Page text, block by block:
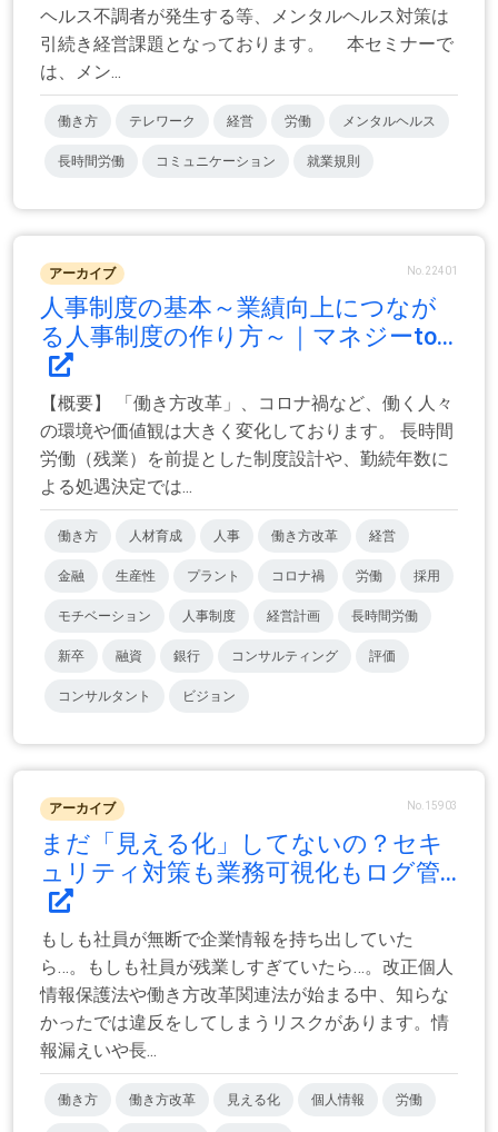
ヘルス不調者が発生する等、メンタルヘルス対策は
引続き経営課題となっております。 本セミナーで
は、メン...
働き方 テレワーク 経営 労働 メンタルヘルス
長時間労働 コミュニケーション 就業規則
アーカイブ No.22401
人事制度の基本～業績向上につなが
る人事制度の作り方～｜マネジーto...
【概要】 「働き方改革」、コロナ禍など、働く人々
の環境や価値観は大きく変化しております。 長時間
労働（残業）を前提とした制度設計や、勤続年数に
よる処遇決定では...
働き方 人材育成 人事 働き方改革 経営
金融 生産性 プラント コロナ禍 労働 採用
モチベーション 人事制度 経営計画 長時間労働
新卒 融資 銀行 コンサルティング 評価
コンサルタント ビジョン
アーカイブ No.15903
まだ「見える化」してないの？セキ
ュリティ対策も業務可視化もログ管...
もしも社員が無断で企業情報を持ち出していた
ら…。もしも社員が残業しすぎていたら…。改正個人
情報保護法や働き方改革関連法が始まる中、知らな
かったでは違反をしてしまうリスクがあります。情
報漏えいや長...
働き方 働き方改革 見える化 個人情報 労働